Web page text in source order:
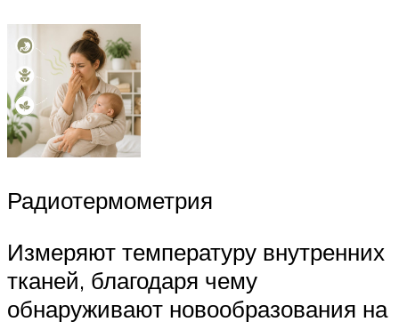
Радиотермометрия
Измеряют температуру внутренних
тканей, благодаря чему
обнаруживают новообразования на